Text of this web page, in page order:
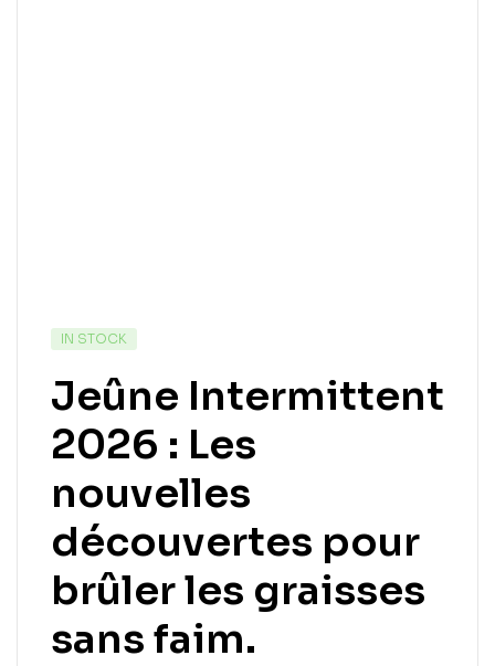
IN STOCK
Jeûne Intermittent
2026 : Les
nouvelles
découvertes pour
brûler les graisses
sans faim.